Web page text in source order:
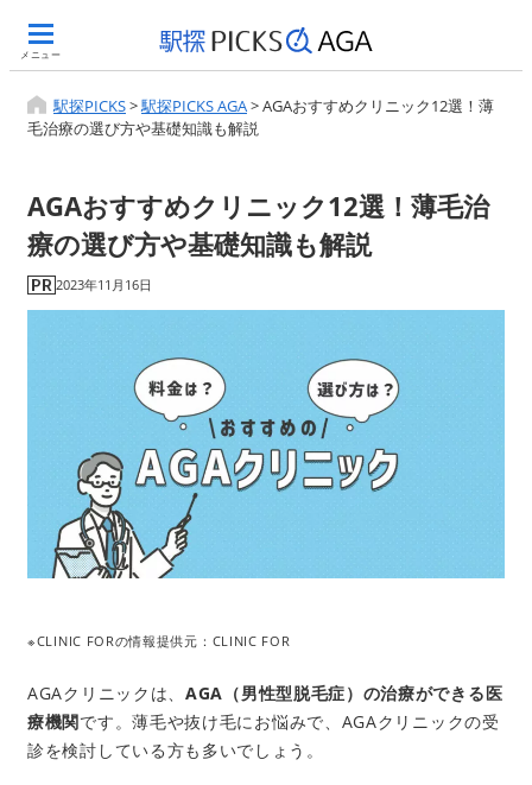
メニュー
駅探PICKS>駅探PICKS AGA>AGAおすすめクリニック12選！薄
毛治療の選び方や基礎知識も解説
AGAおすすめクリニック12選！薄毛治
療の選び方や基礎知識も解説
2023年11月16日
※CLINIC FORの情報提供元：CLINIC FOR
AGAクリニックは、 AGA（男性型脱毛症）の治療ができる医
療機関です。薄毛や抜け毛にお悩みで、AGAクリニックの受
診を検討している方も多いでしょう。